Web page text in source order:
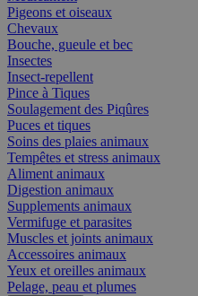
Pigeons et oiseaux
Chevaux
Bouche, gueule et bec
Insectes
Insect-repellent
Pince à Tiques
Soulagement des Piqûres
Puces et tiques
Soins des plaies animaux
Tempêtes et stress animaux
Aliment animaux
Digestion animaux
Supplements animaux
Vermifuge et parasites
Muscles et joints animaux
Accessoires animaux
Yeux et oreilles animaux
Pelage, peau et plumes